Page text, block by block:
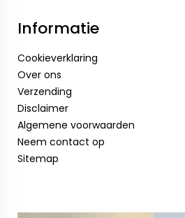
Informatie
Cookieverklaring
Over ons
Verzending
Disclaimer
Algemene voorwaarden
Neem contact op
Sitemap